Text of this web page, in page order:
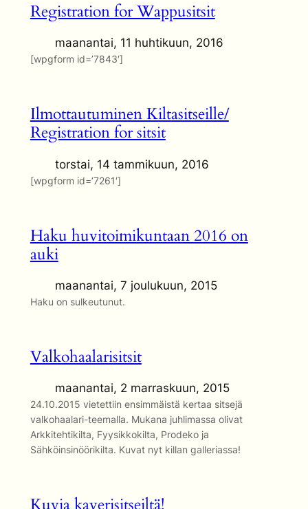
Registration for Wappusitsit
maanantai, 11 huhtikuun, 2016
[wpgform id=’7843′]
Ilmottautuminen Kiltasitseille/
Registration for sitsit
torstai, 14 tammikuun, 2016
[wpgform id=’7261′]
Haku huvitoimikuntaan 2016 on
auki
maanantai, 7 joulukuun, 2015
Haku on sulkeutunut.
Valkohaalarisitsit
maanantai, 2 marraskuun, 2015
24.10.2015 vietettiin ensimmäistä kertaa sitsejä
valkohaalari-teemalla. Mukana juhlimassa olivat
Arkkitehtikilta, Fyysikkokilta, Prodeko ja
Sähköinsinöörikilta. Kuvat nyt killan galleriassa!